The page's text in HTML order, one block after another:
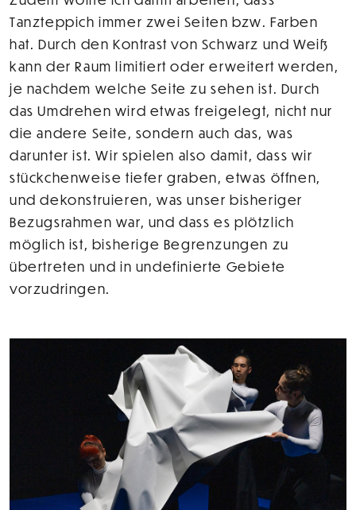
Tanzteppich immer zwei Seiten bzw. Farben
hat. Durch den Kontrast von Schwarz und Weiß
kann der Raum limitiert oder erweitert werden,
je nachdem welche Seite zu sehen ist. Durch
das Umdrehen wird etwas freigelegt, nicht nur
die andere Seite, sondern auch das, was
darunter ist. Wir spielen also damit, dass wir
stückchenweise tiefer graben, etwas öffnen,
und dekonstruieren, was unser bisheriger
Bezugsrahmen war, und dass es plötzlich
möglich ist, bisherige Begrenzungen zu
übertreten und in undefinierte Gebiete
vorzudringen.